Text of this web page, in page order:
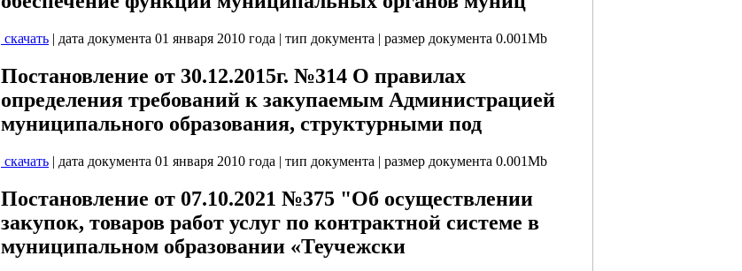
скачать | дата документа 01 января 2010 года | тип документа | размер документа 0.001Mb
Постановление от 30.12.2015г. №314 О правилах
определения требований к закупаемым Администрацией
муниципального образования, структурными под
скачать | дата документа 01 января 2010 года | тип документа | размер документа 0.001Mb
Постановление от 07.10.2021 №375 "Об осуществлении
закупок, товаров работ услуг по контрактной системе в
муниципальном образовании «Теучежски